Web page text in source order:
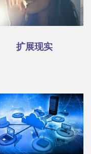
扩展现实